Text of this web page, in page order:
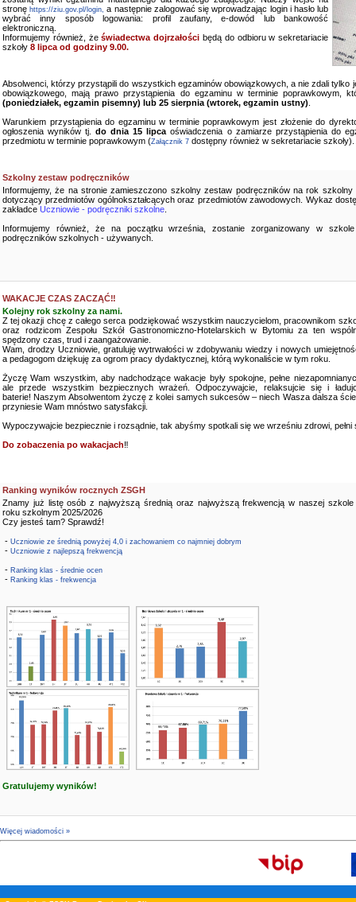
stronęhttps://ziu.gov.pl/login, a następnie zalogować się wprowadzając login i hasło lub
wybrać inny sposób logowania: profil zaufany, e-dowód lub bankowość
elektroniczną.
Informujemy również, żeświadectwa dojrzałości będą do odbioru w sekretariacie
szkoły 8 lipca od godziny 9.00.
Absolwenci, którzy przystąpili do wszystkich egzaminów obowiązkowych, a nie zdali tylko
obowiązkowego, mają prawo przystąpienia do egzaminu w terminie poprawkowym,
(poniedziałek, egzamin pisemny) lub 25 sierpnia (wtorek, egzamin ustny)
Warunkiem przystąpienia do egzaminu w terminie poprawkowym jest złożenie do
ogłoszenia wyników tj.do dnia 15 lipca oświadczenia o zamiarze przystąpienia do
przedmiotu w terminie poprawkowym (Załącznik 7 dostępny również w sekretariacie szkoły).
Szkolny zestaw podręczników
Informujemy, że na stronie zamieszczono szkolny zestaw podręczników na rok szkolny
dotyczący przedmiotów ogólnokształcących oraz przedmiotów zawodowych. Wykaz
zakładce Uczniowie - podręczniki szkolne
Informujemy również, że na początku września, zostanie zorganizowany w
podręczników szkolnych - używanych.
WAKACJE CZAS ZACZĄĆ‼️
Kolejny rok szkolny za nami.
Z tej okazji chcę z całego serca podziękować wszystkim nauczycielom, pracownikom
oraz rodzicom Zespołu Szkół Gastronomiczno-Hotelarskich w Bytomiu za ten
spędzony czas, trud i zaangażowanie.
Wam, drodzy Uczniowie, gratuluję wytrwałości w zdobywaniu wiedzy i nowych
a pedagogom dziękuję za ogrom pracy dydaktycznej, którą wykonaliście w tym roku.
Życzę Wam wszystkim, aby nadchodzące wakacje były spokojne, pełne
ale przede wszystkim bezpiecznych wrażeń. Odpoczywajcie, relaksujcie się i
baterie! Naszym Absolwentom życzę z kolei samych sukcesów – niech Wasza dalsza
przyniesie Wam mnóstwo satysfakcji.
Wypoczywajcie bezpiecznie i rozsądnie, tak abyśmy spotkali się we wrześniu zdrowi, pełni
Do zobaczenia po wakacjach‼️
Ranking wyników rocznych ZSGH
Znamy już listę osób z najwyższą średnią oraz najwyższą frekwencją w naszej szkole
roku szkolnym 2025/2026
Czy jesteś tam? Sprawdź!
- Uczniowie ze średnią powyżej 4,0 i zachowaniem co najmniej dobrym
- Uczniowie z najlepszą frekwencją
- Ranking klas - średnie ocen
- Ranking klas - frekwencja
Gratulujemy wyników!
Więcej wiadomości »